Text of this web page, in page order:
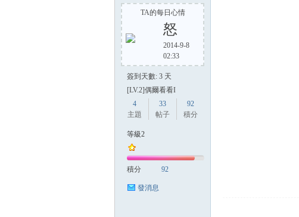
TA的每日心情
怒
2014-9-8
02:33
簽到天數: 3 天
[LV.2]偶爾看看I
4
主題
33
帖子
92
積分
等級2
積分 92
發消息